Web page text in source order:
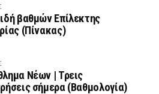
βαθμών Επίλεκτης
(Πίνακας)
Νέων | Τρεις
σήμερα (Βαθμολογία)